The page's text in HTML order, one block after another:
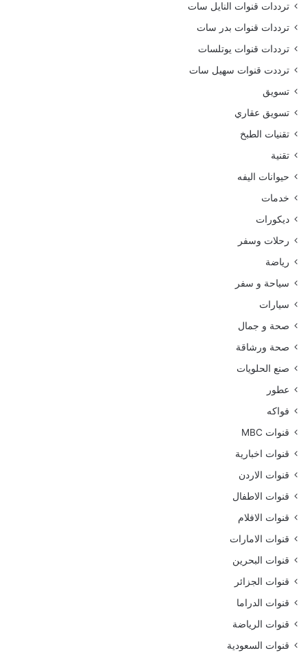
ترددات قنوات النايل سات
ترددات قنوات بدر سات
ترددات قنوات يوتلسات
ترددت قنوات سهيل سات
تسويق
تسويق عقاري
تقنيات الطبخ
تقنية
حيوانات اليفه
خدمات
ديكورات
رحلات وسفر
رياضة
سياحة و سفر
سيارات
صحة و جمال
صحة ورشاقة
صنع الحلويات
عطور
فواكه
قنوات MBC
قنوات اخبارية
قنوات الاردن
قنوات الاطفال
قنوات الافلام
قنوات الامارات
قنوات البحرين
قنوات الجزائر
قنوات الدراما
قنوات الرياضة
قنوات السعودية